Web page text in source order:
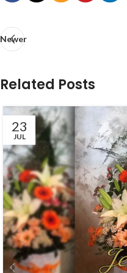
Newer
Related Posts
23
JUL